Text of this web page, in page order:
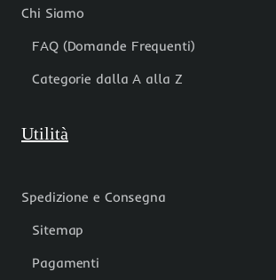
Chi Siamo
FAQ (Domande Frequenti)
Categorie dalla A alla Z
Utilità
Spedizione e Consegna
Sitemap
Pagamenti